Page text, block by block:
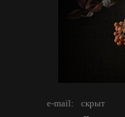
e-mail:
скрыт